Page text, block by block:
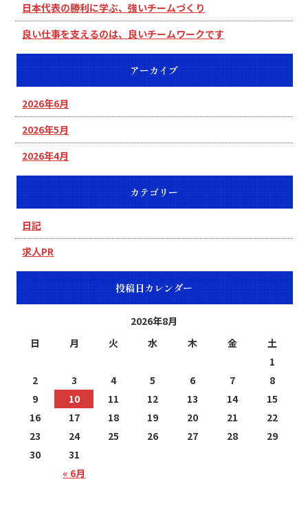
日本代表の勝利に学ぶ、強いチームづくり
良い仕事を支えるのは、良いチームワークです
アーカイブ
2026年6月
2026年5月
2026年4月
カテゴリー
日記
求人PR
投稿日カレンダー
2026年8月
日
月 火 水 木 金 土
« 6月
1
2
3 4 5 6 7
8
9
10 11 12 13 14
15
16
17 18 19 20 21
22
23
24 25 26 27 28
29
30
31